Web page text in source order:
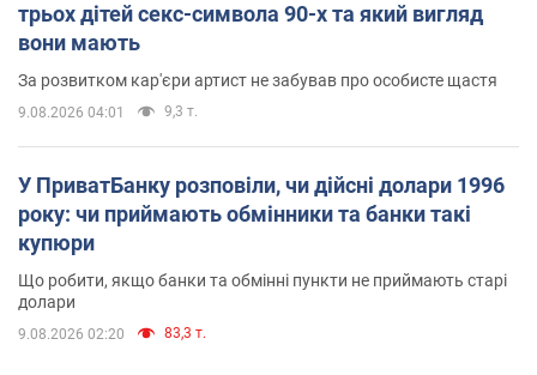
трьох дітей секс-символа 90-х та який вигляд
вони мають
За розвитком кар'єри артист не забував про особисте щастя
9.08.2026 04:01 9,3 т.
У ПриватБанку розповіли, чи дійсні долари 1996
року: чи приймають обмінники та банки такі
купюри
Що робити, якщо банки та обмінні пункти не приймають старі
долари
9.08.2026 02:20 83,3 т.